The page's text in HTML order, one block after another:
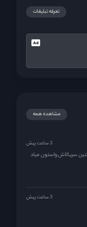
تعرفه تبلیغات
مشاهده همه
3 ساعت پیش
سریالاش واستون میاد
3 ساعت پیش